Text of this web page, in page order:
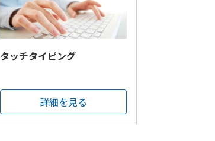
タッチタイピング
詳細を見る